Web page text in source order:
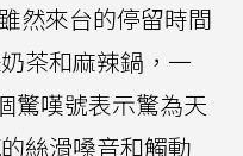
然來台的停留時間
茶和麻辣鍋，一
驚嘆號表示驚為天
絲滑嗓音和觸動